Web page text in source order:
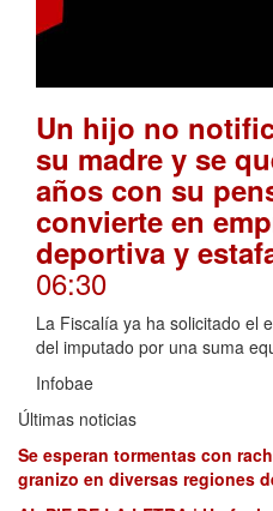
Un hijo no
su madre y se
años con su
convierte en
deportiva y
06:30
La Fiscalía ya ha solicitado el
del imputado por una suma
Infobae
Últimas noticias
Se esperan tormentas con
granizo en diversas regiones